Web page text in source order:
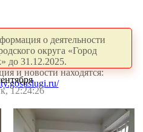
о деятельности
округа «Город
до 31.12.2025.
и новости находятся:
12:24:26